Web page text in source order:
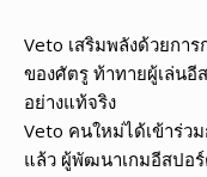
Veto เสริมพลังด้วยกา
ของศัตรู ท้าทายผู้เล่น
อย่างแท้จริง
Veto คนใหม่ได้เข้าร่ว
แล้ว ผู้พัฒนาเกมอีสปอร์